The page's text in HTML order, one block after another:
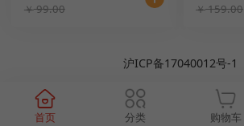
￥99.00 ￥159.00
沪ICP备17040012号-1
首页 分类 购物车